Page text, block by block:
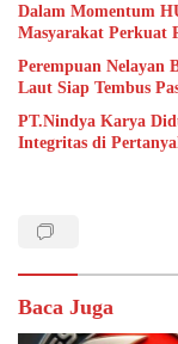
Dalam Momentum
Masyarakat Perkuat
Perempuan Nelayan
Laut Siap Tembus
PT.Nindya Karya
Integritas di
Baca Juga